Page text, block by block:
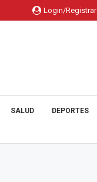
Login/Registrar
SALUD DEPORTES